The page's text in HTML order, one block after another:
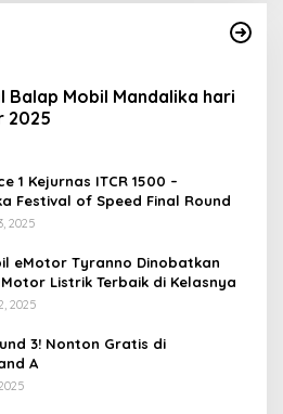
Balap Mobil Mandalika hari
2025
1 Kejurnas ITCR 1500 –
Festival of Speed Final Round
2025
eMotor Tyranno Dinobatkan
Listrik Terbaik di Kelasnya
2025
3! Nonton Gratis di
A